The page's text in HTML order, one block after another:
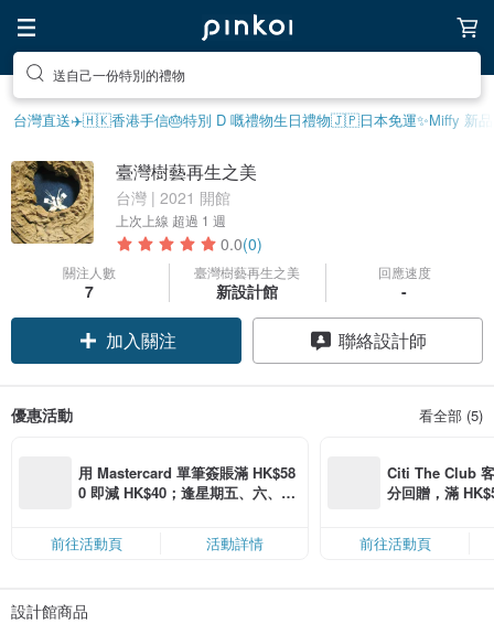
送自己一份特別的禮物
台灣直送✈️🇭🇰香港手信🎂特別 D 嘅禮物生日禮物🇯🇵日本免運✨Miffy 新品
臺灣樹藝再生之美
台灣 | 2021 開館
上次上線 超過 1 週
0.0(0)
關注人數
7
臺灣樹藝再生之美
新設計館
回應速度
-
加入關注 聯絡設計師
優惠活動 看全部 (5)
用 Mastercard 單筆簽賬滿 HK$58
0 即減 HK$40；逢星期五、六、日
卡」結帳）
前往活動頁 活動詳情
Citi The Club
分回贈，滿
前往活動頁
設計館商品